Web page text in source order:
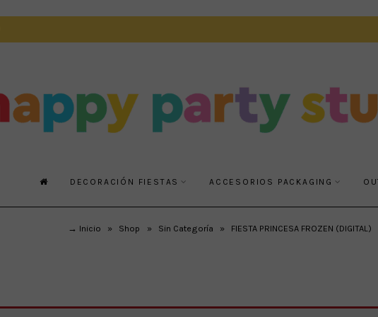
DECORACIÓN FIESTAS ACCESORIOS PACKAGING
→ Inicio » Shop » Sin Categoría » FIESTA PRINCESA FROZEN (DIGITAL)